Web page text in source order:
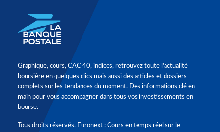
Graphique, cours, CAC 40, indices, retrouvez toute l'actualité
boursière en quelques clics mais aussi des articles et dossiers
complets sur les tendances du moment. Des informations clé en
main pour vous accompagner dans tous vos investissements en
bourse.
Tous droits réservés. Euronext : Cours en temps réel sur le